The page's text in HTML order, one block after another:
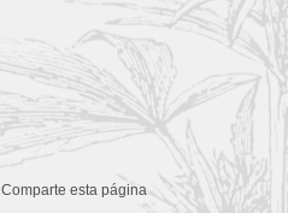
Comparte esta página